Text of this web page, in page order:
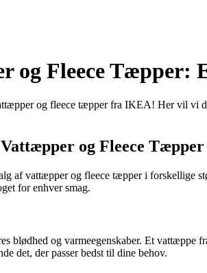
og Fleece Tæpper:
og fleece tæpper fra IKEA! Her vil vi
og Fleece Tæpper
af vattæpper og fleece tæpper i forskellige
for enhver smag.
blødhed og varmeegenskaber. Et
det, der passer bedst til dine behov.